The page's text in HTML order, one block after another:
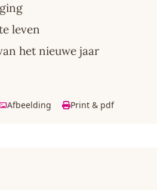
leven
het nieuwe jaar
Afbeelding Print & pdf